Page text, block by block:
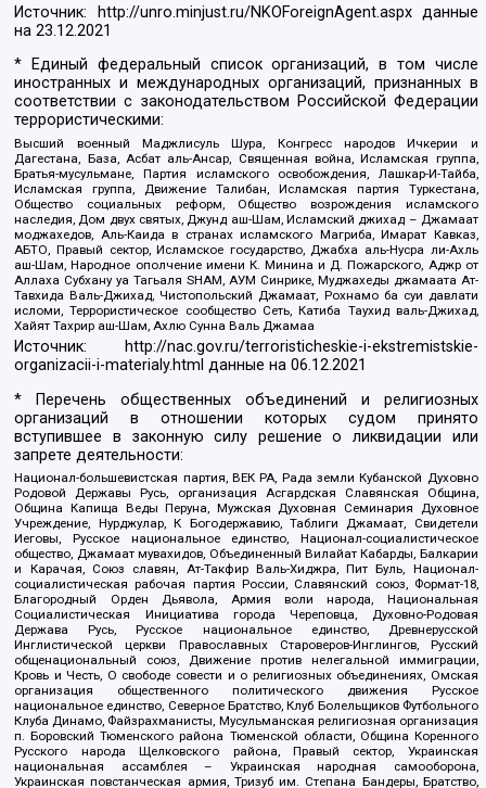
Источник: http://unro.minjust.ru/NKOForeignAgent.aspxданные
на23.12.2021
* Единый федеральный список организаций, в том числе
иностранных и международных организаций, признанных в
соответствии с законодательством Российской Федерации
террористическими:
Высший военный Маджлисуль Шура, Конгресс народов Ичкерии и
Дагестана, База, Асбат аль-Ансар, Священная война, Исламская группа,
Братья-мусульмане, Партия исламского освобождения, Лашкар-И-Тайба,
Исламская группа, Движение Талибан, Исламская партия Туркестана,
Общество социальных реформ, Общество возрождения исламского
наследия, Дом двух святых, Джунд аш-Шам, Исламский джихад – Джамаат
моджахедов, Аль-Каида в странах исламского Магриба, Имарат Кавказ,
АБТО, Правый сектор, Исламское государство, Джабха аль-Нусра ли-Ахль
аш-Шам, Народное ополчение имени К. Минина и Д. Пожарского, Аджр от
Аллаха Субхану уа Тагьаля SHAM, АУМ Синрике, Муджахеды джамаата Ат-
Тавхида Валь-Джихад, Чистопольский Джамаат, Рохнамо ба суи давлати
исломи, Террористическое сообщество Сеть, Катиба Таухид валь-Джихад,
Хайят Тахрир аш-Шам, Ахлю Сунна Валь Джамаа
Источник:
http://nac.gov.ru/terroristicheskie-i-ekstremistskie-
organizacii-i-materialy.html данные на06.12.2021
* Перечень общественных объединений и религиозных
организаций в отношении которых судом принято
вступившее в законную силу решение о ликвидации или
запрете деятельности:
Национал-большевистская партия, ВЕК РА, Рада земли Кубанской Духовно
Родовой Державы Русь, организация Асгардская Славянская Община,
Община Капища Веды Перуна, Мужская Духовная Семинария Духовное
Учреждение, Нурджулар, К Богодержавию, Таблиги Джамаат, Свидетели
Иеговы, Русское национальное единство, Национал-социалистическое
общество, Джамаат мувахидов, Объединенный Вилайат Кабарды, Балкарии
и Карачая, Союз славян, Ат-Такфир Валь-Хиджра, Пит Буль, Национал-
социалистическая рабочая партия России, Славянский союз, Формат-18,
Благородный Орден Дьявола, Армия воли народа, Национальная
Социалистическая Инициатива города Череповца, Духовно-Родовая
Держава Русь, Русское национальное единство, Древнерусской
Инглистической церкви Православных Староверов-Инглингов, Русский
общенациональный союз, Движение против нелегальной иммиграции,
Кровь и Честь, О свободе совести и о религиозных объединениях, Омская
организация общественного политического движения Русское
национальное единство, Северное Братство, Клуб Болельщиков Футбольного
Клуба Динамо, Файзрахманисты, Мусульманская религиозная организация
п. Боровский Тюменского района Тюменской области, Община Коренного
Русского народа Щелковского района, Правый сектор, Украинская
национальная ассамблея – Украинская народная самооборона,
Украинская повстанческая армия, Тризуб им. Степана Бандеры, Братство,